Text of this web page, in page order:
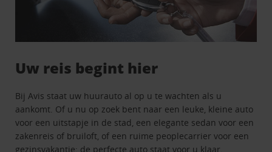
Uw reis begint hier
Bij Avis staat uw huurauto al op u te wachten als u
aankomt. Of u nu op zoek bent naar een leuke, kleine auto
voor een uitstapje in de stad, een elegante sedan voor een
zakenreis of bruiloft, of een ruime peoplecarrier voor een
gezinsvakantie: de perfecte auto staat voor u klaar.